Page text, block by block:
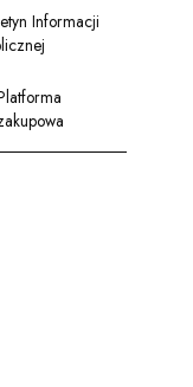
Informacji